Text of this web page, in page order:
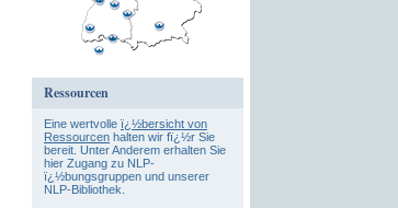
Ressourcen
Eine wertvolle ï¿½bersicht von
Ressourcen halten wir fï¿½r Sie
bereit. Unter Anderem erhalten Sie
hier Zugang zu NLP-
ï¿½bungsgruppen und unserer
NLP-Bibliothek.